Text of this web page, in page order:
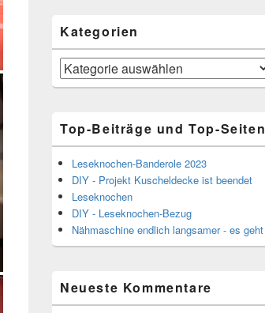
Kategorien
Kategorien
Top-Beiträge und Top-Seiten
Leseknochen-Banderole 2023
DIY - Projekt Kuscheldecke ist beendet
Leseknochen
DIY - Leseknochen-Bezug
Nähmaschine endlich langsamer - es geht
Neueste Kommentare